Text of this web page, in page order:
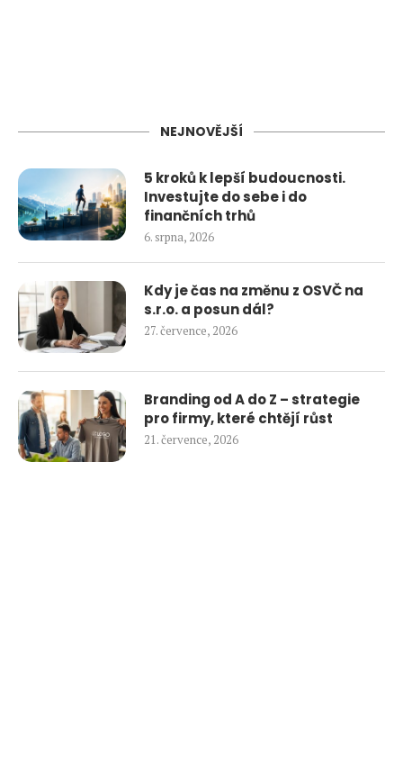
NEJNOVĚJŠÍ
5 kroků k lepší budoucnosti.
Investujte do sebe i do
finančních trhů
6. srpna, 2026
Kdy je čas na změnu z OSVČ na
s.r.o. a posun dál?
27. července, 2026
Branding od A do Z – strategie
pro firmy, které chtějí růst
21. července, 2026